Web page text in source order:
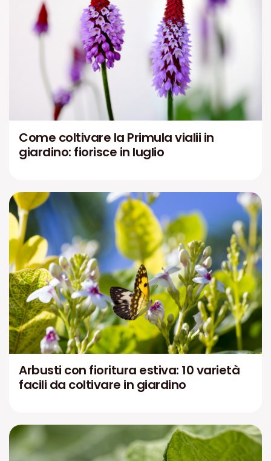
Come coltivare la Primula vialii in
giardino: fiorisce in luglio
Arbusti con fioritura estiva: 10 varietà
facili da coltivare in giardino